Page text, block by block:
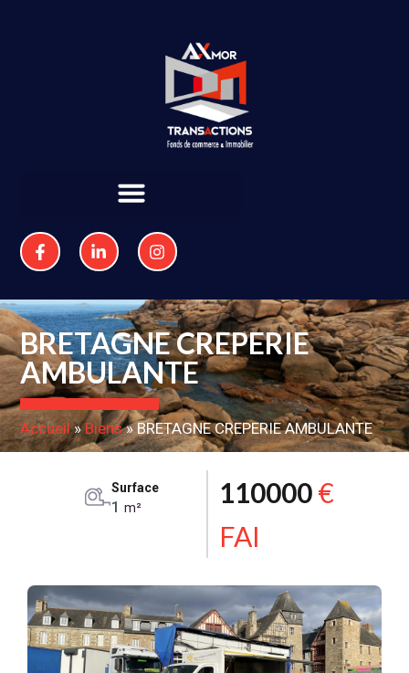
BRETAGNE CREPERIE
AMBULANTE
Accueil»Biens»BRETAGNE CREPERIE AMBULANTE
Surface
1 m² 110000€
FAI